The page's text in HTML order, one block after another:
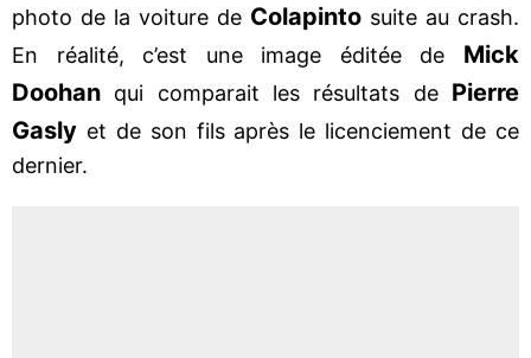
photo de la voiture de Colapinto suite au crash.
En réalité, c’est une image éditée de Mick
Doohan qui comparait les résultats de Pierre
Gasly et de son fils après le licenciement de ce
dernier.